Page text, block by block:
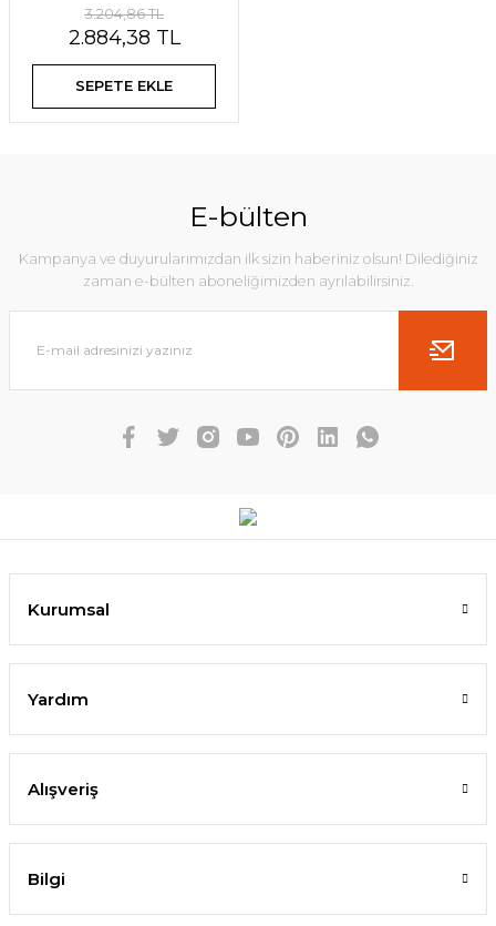
3.204,86 TL
2.884,38 TL
SEPETE EKLE
E-bülten
Kampanya ve duyurularımızdan ilk sizin haberiniz olsun! Dilediğiniz
zaman e-bülten aboneliğimizden ayrılabilirsiniz.
Kurumsal
Yardım
Alışveriş
Bilgi